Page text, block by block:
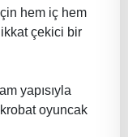
hem iç hem
çekici bir
yapısıyla
oyuncak